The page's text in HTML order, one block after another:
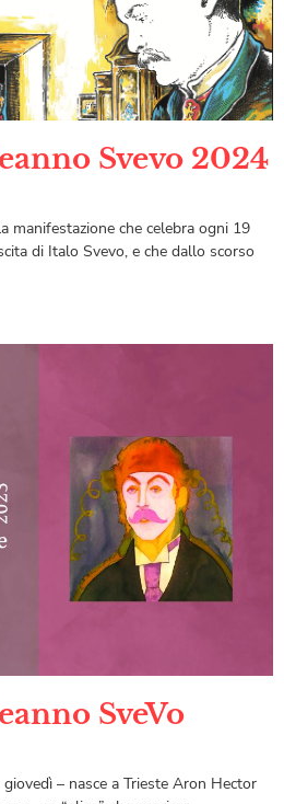
Svevo 2024
manifestazione che celebra ogni 19
di Italo Svevo, e che dallo scorso
SveVo
– nasce a Trieste Aron Hector